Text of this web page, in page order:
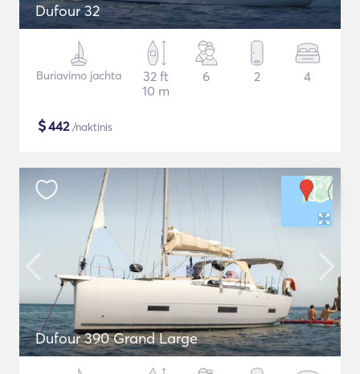
Dufour 32
Buriavimo jachta
32 ft
10 m
6 2 4
$442/naktinis
Dufour 390 Grand Large